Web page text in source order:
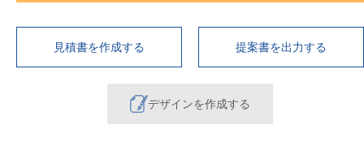
見積書を作成する 提案書を出力する
デザインを作成する